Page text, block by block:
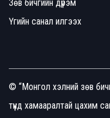
Зөв бичгийн дүрэм
Үгийн санал илгээх
© “Монгол хэлний зөв
түүнд хамааралтай цахим